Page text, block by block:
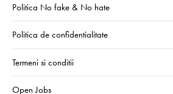
Politica No fake & No hate
Politica de confidentialitate
Termeni si conditii
Open Jobs